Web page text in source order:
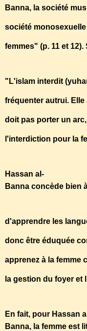
Banna, la société
société
femmes" (p. 11 et
"L'islam interdit
fréquenter autrui.
doit pas porter un
l'interdiction pour la
Hassan al-
Banna concède bien
d'apprendre les
donc être éduquée
apprenez à la femme
la gestion du foyer et
En fait, pour Hassan
Banna, la femme est